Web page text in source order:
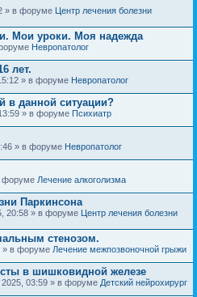
» в форуме Центр лечения болезни
Мои уроки. Моя надежда
Невропатолог
лет.
» в форуме Невропатолог
в данной ситуации?
» в форуме Психиатр
» в форуме Невропатолог
форуме Лечение алкоголизма
Паркинсона
20:58 » в форуме Центр лечения болезни
стенозом.
» в форуме Лечение межпозвоночной грыжи
в шишковидной железе
2025, 03:59 » в форуме Детский нейрохирург